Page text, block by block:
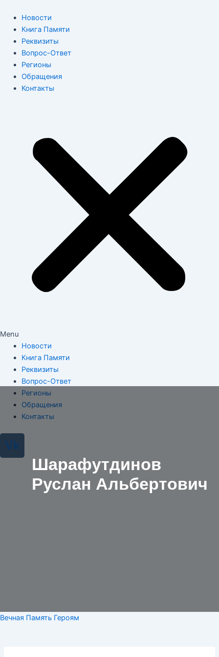
содержимому
Новости
Книга Памяти
Реквизиты
Вопрос-Ответ
Регионы
Обращения
Контакты
Menu
Новости
Книга Памяти
Реквизиты
Вопрос-Ответ
Регионы
Обращения
Контакты
Vk
Шарафутдинов
Руслан Альбертович
Вечная Память Героям